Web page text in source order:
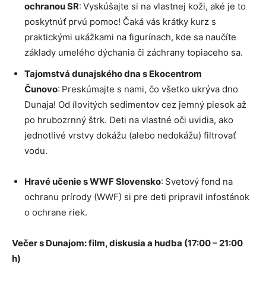
ochranou SR: Vyskúšajte si na vlastnej koži, aké je to
poskytnúť prvú pomoc! Čaká vás krátky kurz s
praktickými ukážkami na figurínach, kde sa naučíte
základy umelého dýchania či záchrany topiaceho sa.
Tajomstvá dunajského dna s Ekocentrom
Čunovo: Preskúmajte s nami, čo všetko ukrýva dno
Dunaja! Od ílovitých sedimentov cez jemný piesok až
po hrubozrnný štrk. Deti na vlastné oči uvidia, ako
jednotlivé vrstvy dokážu (alebo nedokážu) filtrovať
vodu.
Hravé učenie s WWF Slovensko: Svetový fond na
ochranu prírody (WWF) si pre deti pripravil infostánok
o ochrane riek.
Večer s Dunajom: film, diskusia a hudba (17:00 – 21:00
h)